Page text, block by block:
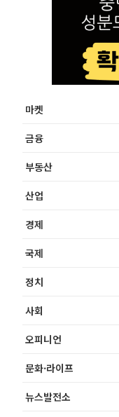
마켓
금융
부동산
산업
경제
국제
정치
사회
오피니언
문화·라이프
뉴스발전소